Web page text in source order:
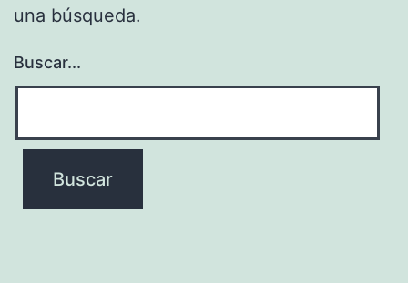
una búsqueda.
Buscar...